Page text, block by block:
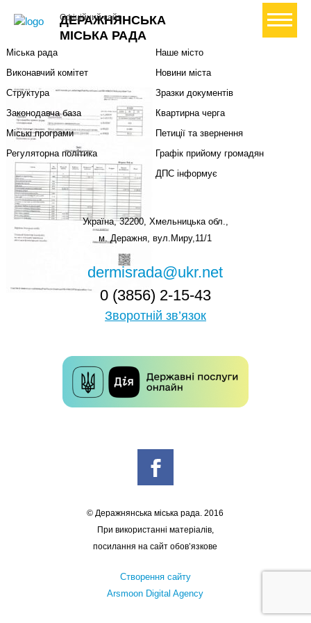
ДЕРАЖНЯНСЬКА
МІСЬКА РАДА
Офіційний сайт+ Створити петицію
Міський голова
Міська рада
Виконавчий комітет
Структура
Законодавча база
Міські програми
Регуляторна політика
Наше місто
Новини міста
Зразки документів
Квартирна черга
Петиції та звернення
Графік прийому громадян
ДПС інформує
Україна, 32200, Хмельницька обл.,
м. Деражня, вул.Миру,11/1
dermisrada@ukr.net
0 (3856) 2-15-43
Зворотній зв’язок
© Деражнянська міська рада. 2016
При використанні матеріалів,
посилання на сайт обов’язкове
Створення сайту
Arsmoon Digital Agency